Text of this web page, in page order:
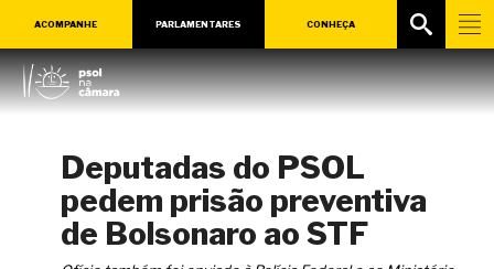
ACOMPANHE PARLAMENTARES CONHEÇA
Deputadas do PSOL
pedem prisão preventiva
de Bolsonaro ao STF